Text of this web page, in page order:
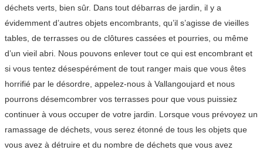
déchets verts, bien sûr. Dans tout débarras de jardin, il y a
évidemment d’autres objets encombrants, qu’il s’agisse de vieilles
tables, de terrasses ou de clôtures cassées et pourries, ou même
d’un vieil abri. Nous pouvons enlever tout ce qui est encombrant et
si vous tentez désespérément de tout ranger mais que vous êtes
horrifié par le désordre, appelez-nous à Vallangoujard et nous
pourrons désemcombrer vos terrasses pour que vous puissiez
continuer à vous occuper de votre jardin. Lorsque vous prévoyez un
ramassage de déchets, vous serez étonné de tous les objets que
vous avez à détruire et du nombre de déchets que vous avez